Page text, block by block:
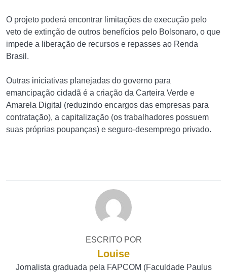
O projeto poderá encontrar limitações de execução pelo
veto de extinção de outros benefícios pelo Bolsonaro, o que
impede a liberação de recursos e repasses ao Renda
Brasil.
Outras iniciativas planejadas do governo para
emancipação cidadã é a criação da Carteira Verde e
Amarela Digital (reduzindo encargos das empresas para
contratação), a capitalização (os trabalhadores possuem
suas próprias poupanças) e seguro-desemprego privado.
ESCRITO POR
Louise
Jornalista graduada pela FAPCOM (Faculdade Paulus